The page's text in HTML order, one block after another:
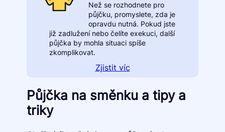
Než se rozhodnete pro
půjčku, promyslete, zda je
opravdu nutná. Pokud jste
již zadlužení nebo čelíte exekuci, další
půjčka by mohla situaci spíše
zkomplikovat.
Zjistit víc
Půjčka na směnku a tipy a
triky